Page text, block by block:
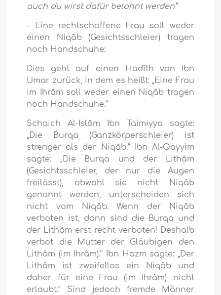
auch du wirst dafür belohnt werden”
- Eine rechtschaffene Frau soll weder
einen Niqâb (Gesichtsschleier) tragen
noch Handschuhe:
Dies geht auf einen Hadîth von Ibn
Umar zurück, in dem es heißt: „Eine Frau
im Ihrâm soll weder einen Niqâb tragen
noch Handschuhe.“
Schaich Al-Islâm Ibn Taimiyya sagte:
„Die Burqa (Ganzkörperschleier) ist
strenger als der Niqâb.“ Ibn Al-Qayyim
sagte: „Die Burqa und der Lithâm
(Gesichtsschleier, der nur die Augen
freilässt), obwohl sie nicht Niqâb
genannt werden, unterscheiden sich
nicht vom Niqâb. Wenn der Niqâb
verboten ist, dann sind die Burqa und
der Lithâm erst recht verboten! Deshalb
verbot die Mutter der Gläubigen den
Lithâm (im Ihrâm).“ Ibn Hazm sagte: „Der
Lithâm ist zweifellos ein Niqâb und
daher für eine Frau (im Ihrâm) nicht
erlaubt.“ Sind jedoch fremde Männer